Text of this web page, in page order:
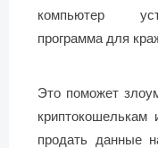
компьютер
программа для
Это поможет
криптокошелькам
продать данные